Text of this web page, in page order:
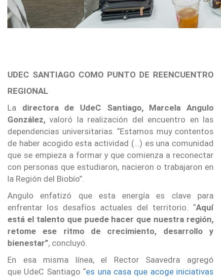
UDEC SANTIAGO COMO PUNTO DE REENCUENTRO
REGIONAL
La directora de UdeC Santiago, Marcela Angulo
González, valoró la realización del encuentro en las
dependencias universitarias. “Estamos muy contentos
de haber acogido esta actividad (…) es una comunidad
que se empieza a formar y que comienza a reconectar
con personas que estudiaron, nacieron o trabajaron en
la Región del Biobío”.
Angulo enfatizó que esta energía es clave para
enfrentar los desafíos actuales del territorio. “Aquí
está el talento que puede hacer que nuestra región,
retome ese ritmo de crecimiento, desarrollo y
bienestar”, concluyó.
En esa misma línea, el Rector Saavedra agregó
que UdeC Santiago “es una casa que acoge iniciativas